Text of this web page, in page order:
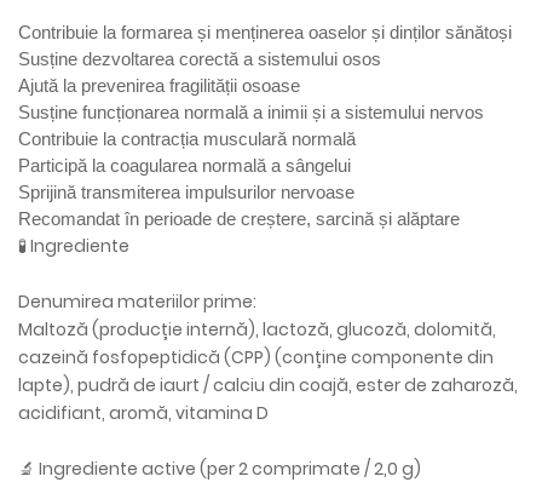
Contribuie la formarea și menținerea oaselor și dinților sănătoși
Susține dezvoltarea corectă a sistemului osos
Ajută la prevenirea fragilității osoase
Susține funcționarea normală a inimii și a sistemului nervos
Contribuie la contracția musculară normală
Participă la coagularea normală a sângelui
Sprijină transmiterea impulsurilor nervoase
Recomandat în perioade de creștere, sarcină și alăptare
🧪 Ingrediente
Denumirea materiilor prime:
Maltoză (producție internă), lactoză, glucoză, dolomită,
cazeină fosfopeptidică (CPP) (conține componente din
lapte), pudră de iaurt / calciu din coajă, ester de zaharoză,
acidifiant, aromă, vitamina D
🔬 Ingrediente active (per 2 comprimate / 2,0 g)